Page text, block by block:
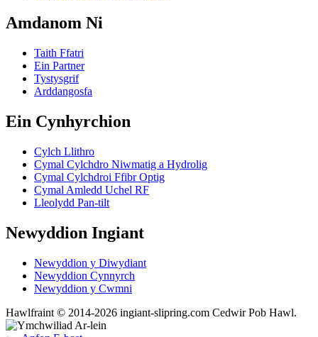
Amdanom Ni
Taith Ffatri
Ein Partner
Tystysgrif
Arddangosfa
Ein Cynhyrchion
Cylch Llithro
Cymal Cylchdro Niwmatig a Hydrolig
Cymal Cylchdroi Ffibr Optig
Cymal Amledd Uchel RF
Lleolydd Pan-tilt
Newyddion Ingiant
Newyddion y Diwydiant
Newyddion Cynnyrch
Newyddion y Cwmni
Hawlfraint © 2014-2026 ingiant-slipring.com Cedwir Pob Hawl.